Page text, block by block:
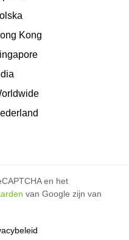
Kong
en het
van Google zijn van